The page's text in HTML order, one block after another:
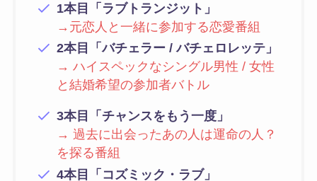
1本目「ラブトランジット」
→元恋人と一緒に参加する恋愛番組
2本目「バチェラー / バチェロレッテ」
→ ハイスペックなシングル男性 / 女性
と結婚希望の参加者バトル
3本目「チャンスをもう一度」
→ 過去に出会ったあの人は運命の人？
を探る番組
4本目「コズミック・ラブ」